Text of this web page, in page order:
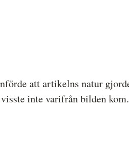
att artikelns natur
inte varifrån bilden kom.